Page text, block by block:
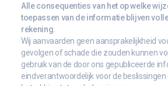
Alle consequenties van het op welke
toepassen van de informatie blijven
rekening.
Wij aanvaarden geen aansprakelijkheid
gevolgen of schade die zouden kunnen
gebruik van de door ons gepubliceerde
eindverantwoordelijk voor de